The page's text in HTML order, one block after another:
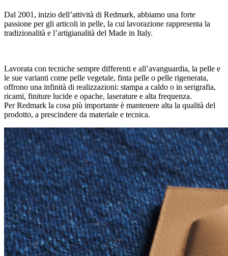
Dal 2001, inizio dell’attività di Redmark, abbiamo una forte
passione per gli articoli in pelle, la cui lavorazione rappresenta la
tradizionalità e l’artigianalità del Made in Italy.
Lavorata con tecniche sempre differenti e all’avanguardia, la pelle e
le sue varianti come pelle vegetale, finta pelle o pelle rigenerata,
offrono una infinità di realizzazioni: stampa a caldo o in serigrafia,
ricami, finiture lucide e opache, laserature e alta frequenza.
Per Redmark la cosa più importante è mantenere alta la qualità del
prodotto, a prescindere da materiale e tecnica.